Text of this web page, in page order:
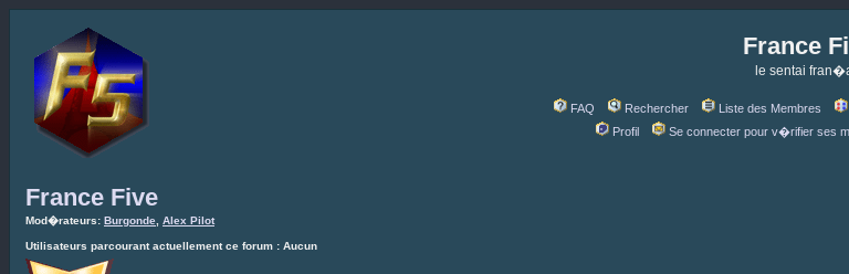
France
le sentai
FAQ Rechercher Liste des Membres
Profil
Se connecter pour v�rifier ses
France Five
Mod�rateurs: Burgonde Alex Pilot
Utilisateurs parcourant actuellement ce forum : Aucun